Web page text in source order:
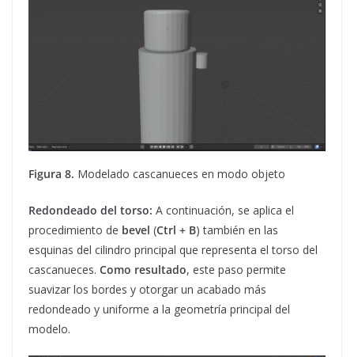
Figura 8. Modelado cascanueces en modo objeto
Redondeado del torso: A continuación, se aplica el
procedimiento de bevel (Ctrl + B) también en las
esquinas del cilindro principal que representa el torso del
cascanueces. Como resultado, este paso permite
suavizar los bordes y otorgar un acabado más
redondeado y uniforme a la geometría principal del
modelo.